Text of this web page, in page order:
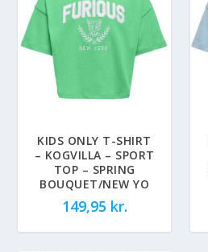
KIDS ONLY T-SHIRT
– KOGVILLA – SPORT
TOP – SPRING
BOUQUET/NEW YO
149,95 kr.